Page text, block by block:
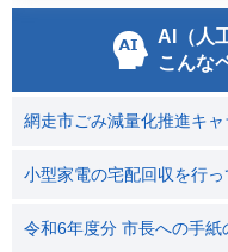
AI（人
こんな
網走市ごみ減量化推進キ
小型家電の宅配回収を行っ
令和6年度分 市長への手紙